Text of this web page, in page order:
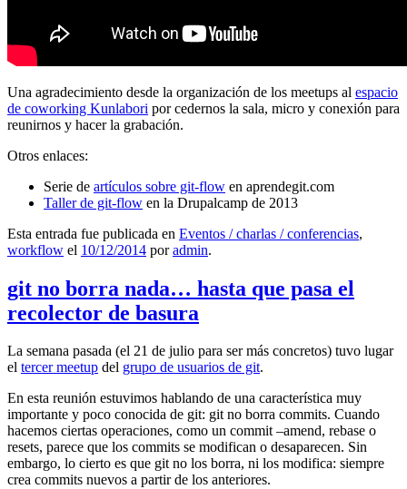
Una agradecimiento desde la organización de los meetups al espacio
de coworking Kunlabori por cedernos la sala, micro y conexión para
reunirnos y hacer la grabación.
Otros enlaces:
Serie de artículos sobre git-flow en aprendegit.com
Taller de git-flow en la Drupalcamp de 2013
Esta entrada fue publicada en Eventos / charlas / conferencias,
workflow el 10/12/2014 poradmin.
git no borra nada… hasta que pasa el
recolector de basura
La semana pasada (el 21 de julio para ser más concretos) tuvo lugar
el tercer meetup del grupo de usuarios de git.
En esta reunión estuvimos hablando de una característica muy
importante y poco conocida de git: git no borra commits. Cuando
hacemos ciertas operaciones, como un commit –amend, rebase o
resets, parece que los commits se modifican o desaparecen. Sin
embargo, lo cierto es que git no los borra, ni los modifica: siempre
crea commits nuevos a partir de los anteriores.